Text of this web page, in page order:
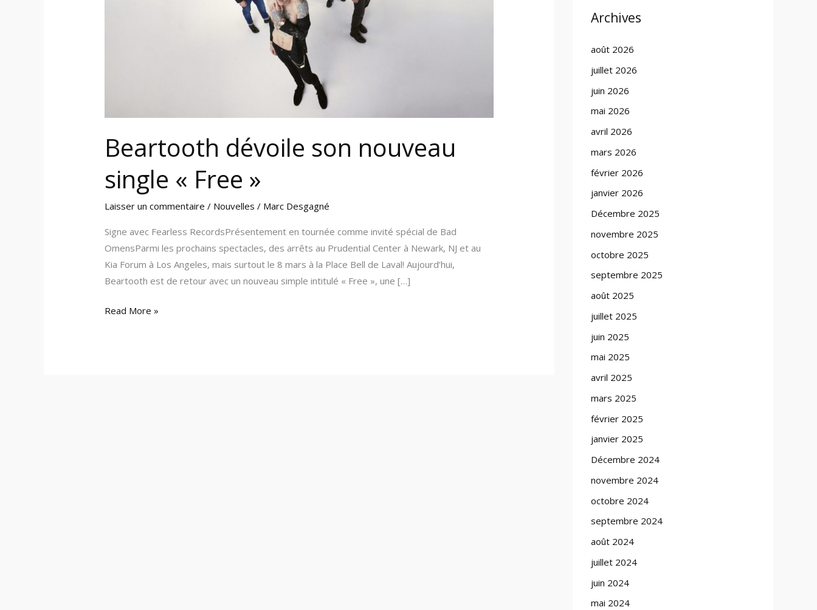
Beartooth dévoile son nouveau
single « Free »
Laisser un commentaire / Nouvelles / Marc Desgagné
Signe avec Fearless RecordsPrésentement en tournée comme invité spécial de Bad
OmensParmi les prochains spectacles, des arrêts au Prudential Center à Newark, NJ et au
Kia Forum à Los Angeles, mais surtout le 8 mars à la Place Bell de Laval! Aujourd’hui,
Beartooth est de retour avec un nouveau simple intitulé « Free », une […]
Read More »
Archives
août 2026
juillet 2026
juin 2026
mai 2026
avril 2026
mars 2026
février 2026
janvier 2026
Décembre 2025
novembre 2025
octobre 2025
septembre 2025
août 2025
juillet 2025
juin 2025
mai 2025
avril 2025
mars 2025
février 2025
janvier 2025
Décembre 2024
novembre 2024
octobre 2024
septembre 2024
août 2024
juillet 2024
juin 2024
mai 2024